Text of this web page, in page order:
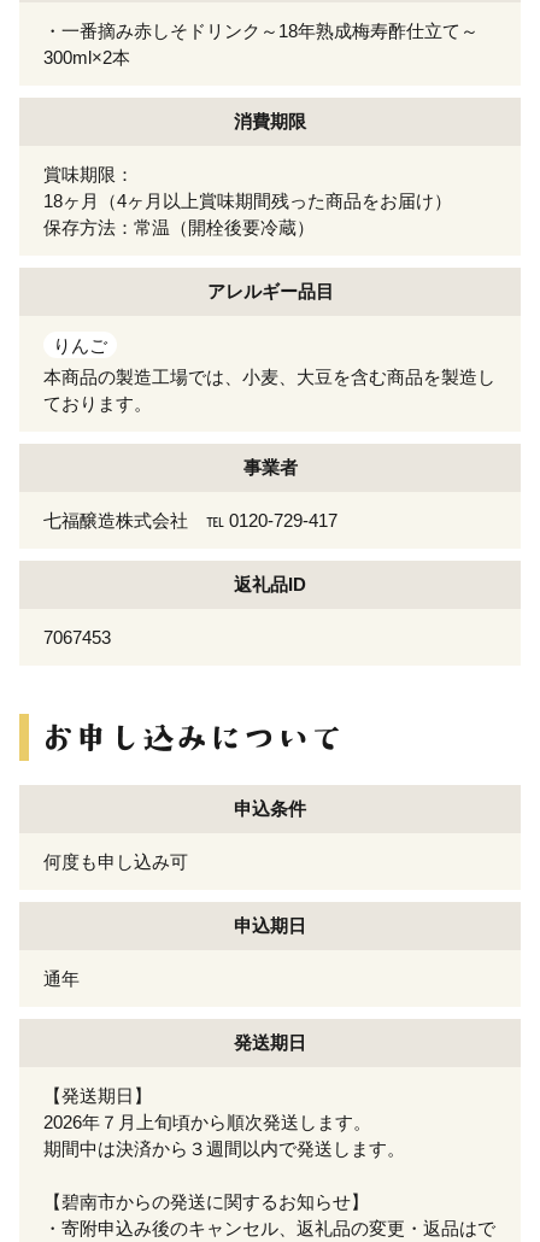
・一番摘み赤しそドリンク～18年熟成梅寿酢仕立て～
300ml×2本
消費期限
賞味期限：
18ヶ月（4ヶ月以上賞味期間残った商品をお届け）
保存方法：常温（開栓後要冷蔵）
アレルギー品目
りんご
本商品の製造工場では、小麦、大豆を含む商品を製造し
ております。
事業者
七福醸造株式会社 ℡ 0120-729-417
返礼品ID
7067453
申込条件
何度も申し込み可
申込期日
通年
発送期日
【発送期日】
2026年７月上旬頃から順次発送します。
期間中は決済から３週間以内で発送します。
【碧南市からの発送に関するお知らせ】
・寄附申込み後のキャンセル、返礼品の変更・返品はで